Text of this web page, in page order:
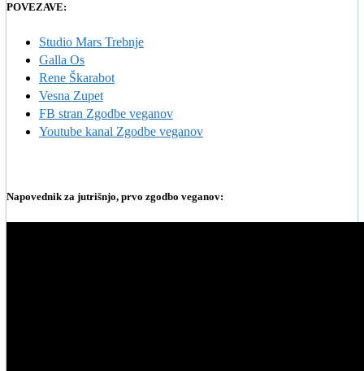
POVEZAVE:
Studio Mars Trebnje
Galla Os
Rene Škarabot
Vesna Zupet
FB stran Zgodbe veganov
Youtube kanal Zgodbe veganov
Napovednik za jutrišnjo, prvo zgodbo veganov: